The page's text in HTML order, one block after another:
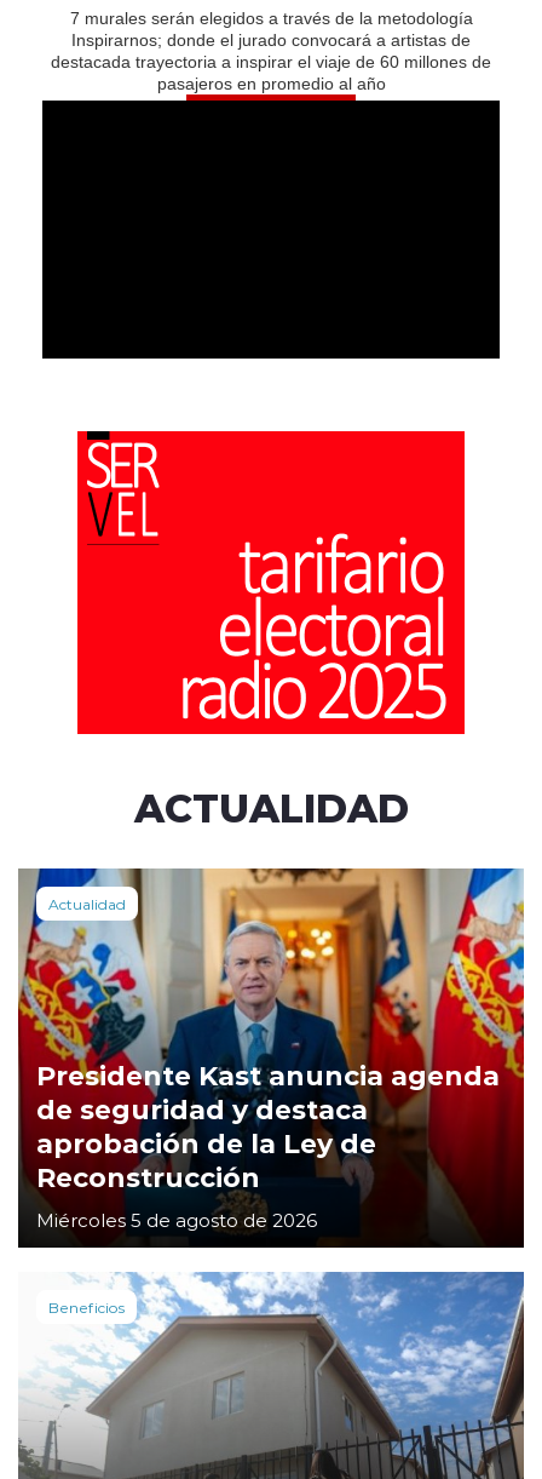
7 murales serán elegidos a través de la metodología
Inspirarnos; donde el jurado convocará a artistas de
destacada trayectoria a inspirar el viaje de 60 millones de
pasajeros en promedio al año
ACTUALIDAD
Actualidad
Presidente Kast anuncia agenda
de seguridad y destaca
aprobación de la Ley de
Reconstrucción
Miércoles 5 de agosto de 2026
Beneficios